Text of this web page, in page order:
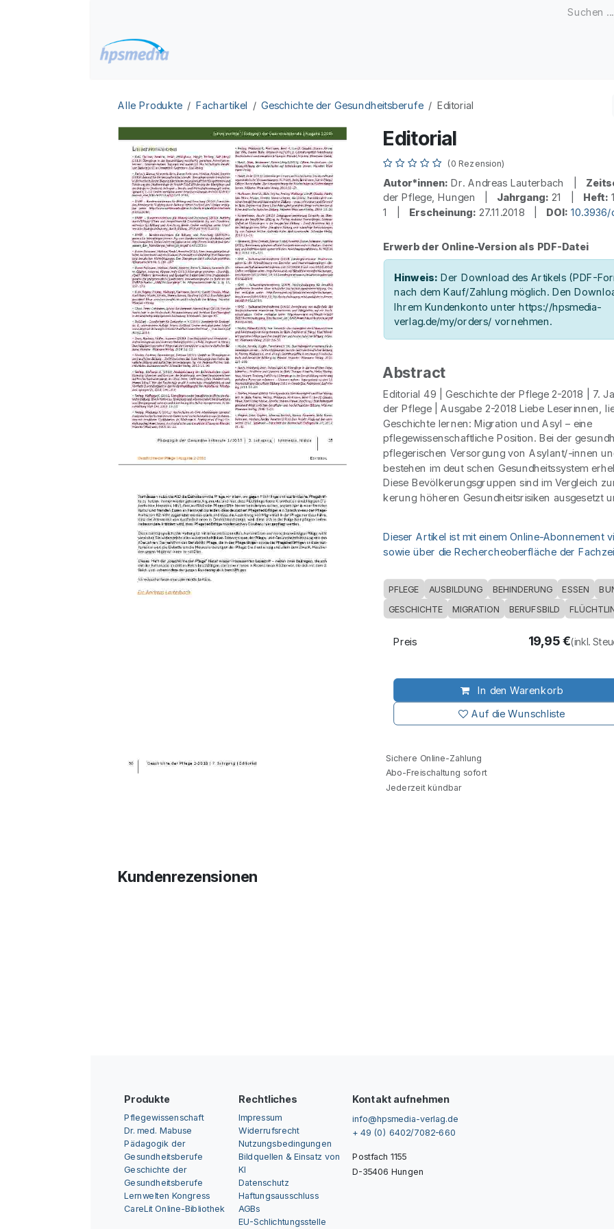
Alle Produkte Fachartikel Geschichte der Gesundheitsberufe Editorial
Editorial
(0 Rezension)
Autor*innen: Dr. Andreas Lauterbach |
der Pflege, Hungen | Jahrgang: 21 | Heft:
1 | Erscheinung: 27.11.2018 | DOI: 10.3936/
Erwerb der Online-Version als PDF-Datei
Hinweis: Der Download des Artikels (PDF-
nach dem Kauf/Zahlung möglich. Den
Ihrem Kundenkonto unter https://hpsmedia-
verlag.de/my/orders/ vornehmen.
Abstract
Editorial 49 | Geschichte der Pflege 2-2018 | 7.
der Pflege | Ausgabe 2-2018 Liebe Leserinnen,
Geschichte lernen: Migration und Asyl – eine
pflegewissenschaftliche Position. Bei der
pflegerischen Versorgung von Asylant/-innen
bestehen im deut schen Gesundheitssystem
Diese Bevölkerungsgruppen sind im Vergleich
kerung höheren Gesundheitsrisiken ausgesetzt
Dieser Artikel ist mit einem Online-Abonnement
sowie über die Rechercheoberfläche der
PFLEGE AUSBILDUNG BEHINDERUNG ESSEN
GESCHICHTE
MIGRATION BERUFSBILD
In den Warenkorb
Auf die Wunschliste
Preis 19,95€(inkl.
Sichere Online-Zahlung
Abo-Freischaltung sofort
Jederzeit kündbar
Kundenrezensionen
Produkte
Pflegewissenschaft
Dr. med. Mabuse
Pädagogik der
Gesundheitsberufe
Geschichte der
Gesundheitsberufe
Lernwelten Kongress
CareLit Online-Bibliothek
Rechtliches
Impressum
Widerrufsrecht
Nutzungsbedingungen
Bildquellen & Einsatz von
KI
Datenschutz
Haftungsausschluss
AGBs
EU-Schlichtungsstelle
Kontakt aufnehmen
info@hpsmedia-verlag.de
+ 49 (0) 6402/7082-660
Postfach 1155
D-35406 Hungen